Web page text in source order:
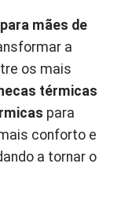
mães de
a
os mais
térmicas
para
conforto e
a tornar o